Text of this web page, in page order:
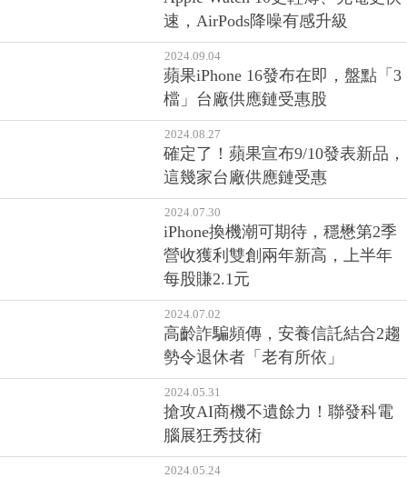
速，AirPods降噪有感升級
2024.09.04
蘋果iPhone 16發布在即，盤點「3
檔」台廠供應鏈受惠股
2024.08.27
確定了！蘋果宣布9/10發表新品，
這幾家台廠供應鏈受惠
2024.07.30
iPhone換機潮可期待，穩懋第2季
營收獲利雙創兩年新高，上半年
每股賺2.1元
2024.07.02
高齡詐騙頻傳，安養信託結合2趨
勢令退休者「老有所依」
2024.05.31
搶攻AI商機不遺餘力！聯發科電
腦展狂秀技術